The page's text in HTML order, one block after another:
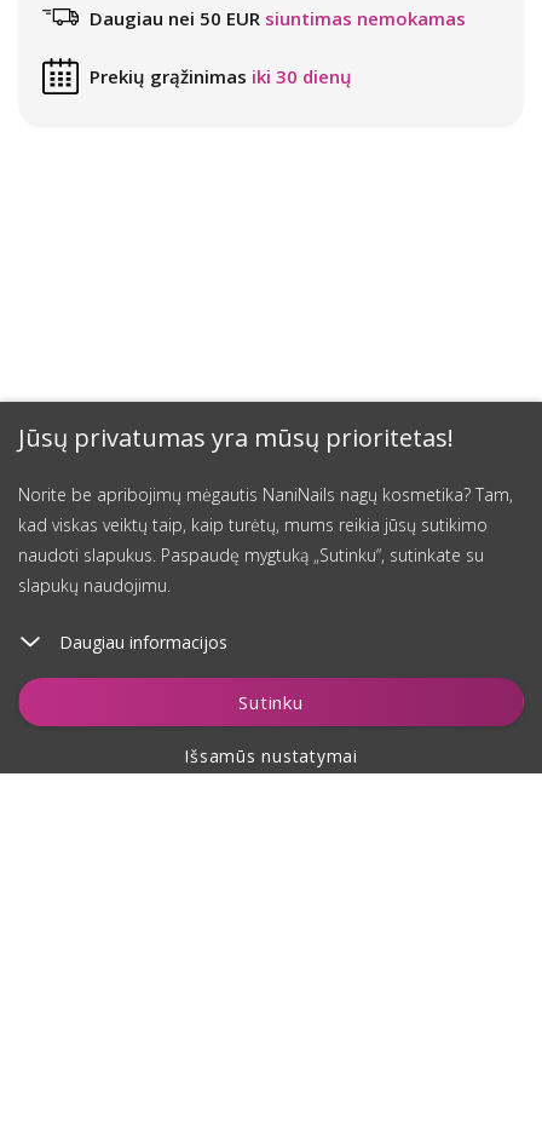
Jūsų privatumas yra mūsų prioritetas!
Norite be apribojimų mėgautis NaniNails nagų kosmetika? Tam,
kad viskas veiktų taip, kaip turėtų, mums reikia jūsų sutikimo
naudoti slapukus. Paspaudę mygtuką „Sutinku“, sutinkate su
slapukų naudojimu.
Daugiau informacijos
Sutinku
Išsamūs nustatymai
Įdėti į krepšelį
Daugiau nei 50 EUR siuntimas nemokamas
Prekių grąžinimas iki 30 dienų